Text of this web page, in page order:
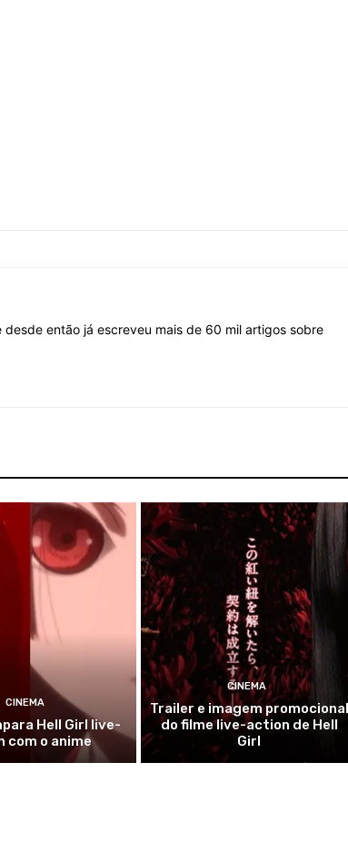
desde então já escreveu mais de 60 mil artigos sobre
CINEMA
Hell Girl live-
com o anime
CINEMA
Trailer e imagem promocional
do filme live-action de Hell
Girl